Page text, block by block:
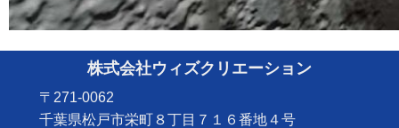
株式会社ウィズクリエーション
〒271-0062
千葉県松戸市栄町８丁目７１６番地４号